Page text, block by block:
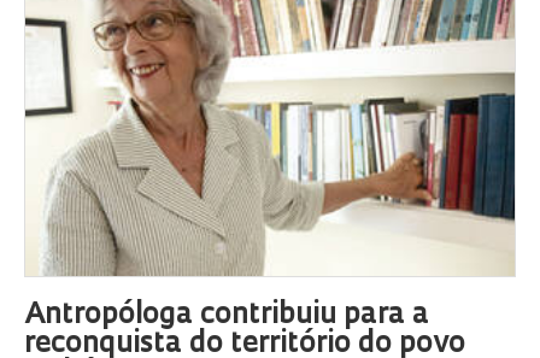
Antropóloga contribuiu para a
reconquista do território do povo